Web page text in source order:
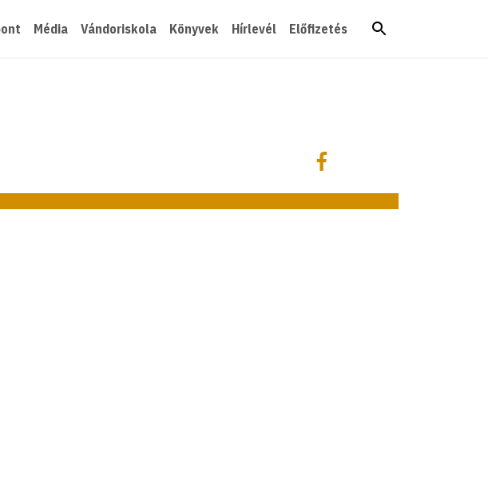
Média Vándoriskola Könyvek Hírlevél Előfizetés
Megosztás
Megosztás Facebookon